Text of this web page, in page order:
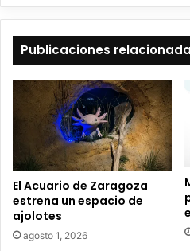
b
l
t
Publicaciones
El Acuario de Zaragoza
estrena un espacio de
ajolotes
agosto 1, 2026